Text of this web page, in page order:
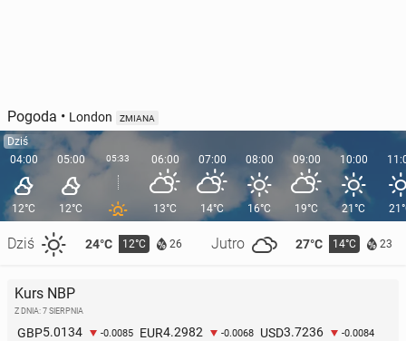
Pogoda • London ZMIANA
Dziś
04:00
12°C
Dziś 24°C 12°C 26 Jutro 27°C 14°C 23
05:00
12°C
05:33 06:00
13°C
07:00
14°C
08:00
16°C
09:00
19°C
10:00
21°C
Kurs NBP
Z DNIA: 7 SIERPNIA
GBP5.0134 -0.0085 EUR4.2982 -0.0068 USD3.7236 -0.0084